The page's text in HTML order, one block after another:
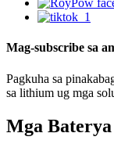
Mag-subscribe sa
Pagkuha sa
sa lithium ug mga
Mga